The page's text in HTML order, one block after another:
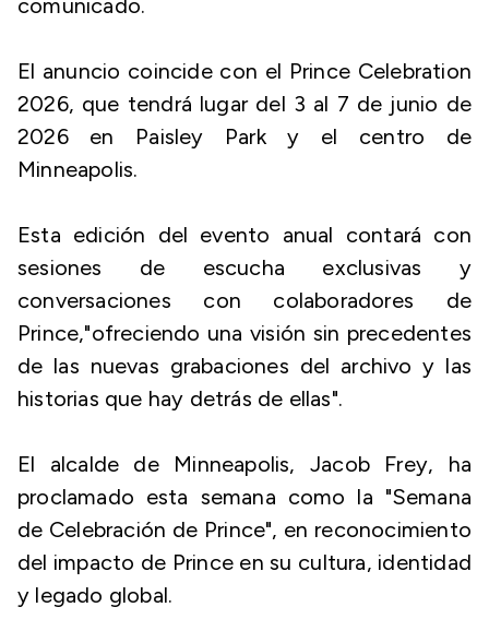
comunicado.
El anuncio coincide con el Prince Celebration
2026, que tendrá lugar del 3 al 7 de junio de
2026 en Paisley Park y el centro de
Minneapolis.
Esta edición del evento anual contará con
sesiones de escucha exclusivas y
conversaciones con colaboradores de
Prince,"ofreciendo una visión sin precedentes
de las nuevas grabaciones del archivo y las
historias que hay detrás de ellas".
El alcalde de Minneapolis, Jacob Frey, ha
proclamado esta semana como la "Semana
de Celebración de Prince", en reconocimiento
del impacto de Prince en su cultura, identidad
y legado global.